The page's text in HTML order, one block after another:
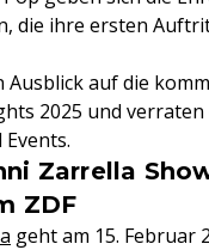
die ihre ersten
Ausblick auf die
2025 und
Zarrella
ZDF
geht am 15. Februar